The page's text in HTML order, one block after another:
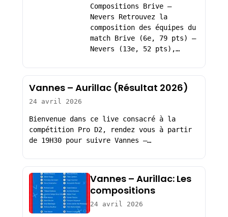
Compositions Brive –
Nevers Retrouvez la
composition des équipes du
match Brive (6e, 79 pts) –
Nevers (13e, 52 pts),…
Vannes – Aurillac (Résultat 2026)
24 avril 2026
Bienvenue dans ce live consacré à la
compétition Pro D2, rendez vous à partir
de 19H30 pour suivre Vannes –…
Vannes – Aurillac: Les
compositions
24 avril 2026